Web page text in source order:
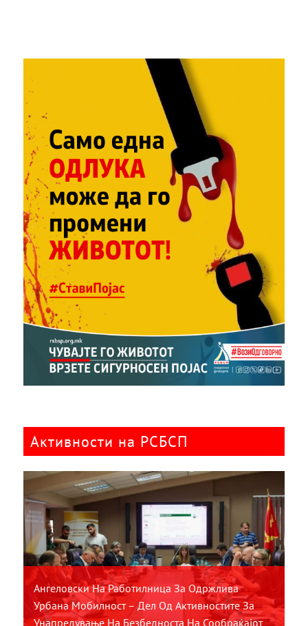
Активности на РСБСП
Ангеловски На Работилница За Одржлива
Урбана Мобилност – Дел Од Активностите За
Унапредување На Безбедноста На Сообраќајот